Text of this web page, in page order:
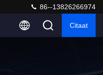
86--13826266974
Citaat